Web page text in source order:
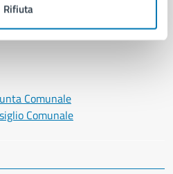
Rifiuta
Comunale
Comunale